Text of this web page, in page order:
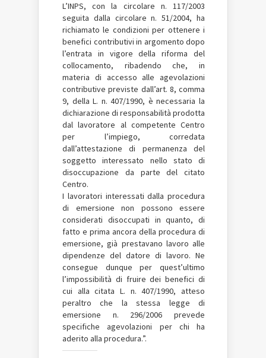
L’INPS, con la circolare n. 117/2003
seguita dalla circolare n. 51/2004, ha
richiamato le condizioni per ottenere i
benefici contributivi in argomento dopo
l’entrata in vigore della riforma del
collocamento, ribadendo che, in
materia di accesso alle agevolazioni
contributive previste dall’art. 8, comma
9, della L. n. 407/1990, è necessaria la
dichiarazione di responsabilità prodotta
dal lavoratore al competente Centro
per l’impiego, corredata
dall’attestazione di permanenza del
soggetto interessato nello stato di
disoccupazione da parte del citato
Centro.
I lavoratori interessati dalla procedura
di emersione non possono essere
considerati disoccupati in quanto, di
fatto e prima ancora della procedura di
emersione, già prestavano lavoro alle
dipendenze del datore di lavoro. Ne
consegue dunque per quest’ultimo
l’impossibilità di fruire dei benefici di
cui alla citata L. n. 407/1990, atteso
peraltro che la stessa legge di
emersione n. 296/2006 prevede
specifiche agevolazioni per chi ha
aderito alla procedura.”.